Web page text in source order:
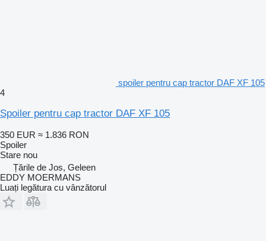
spoiler pentru cap tractor DAF XF 105
4
Spoiler pentru cap tractor DAF XF 105
350 EUR ≈ 1.836 RON
Spoiler
Stare nou
Țările de Jos, Geleen
EDDY MOERMANS
Luați legătura cu vânzătorul